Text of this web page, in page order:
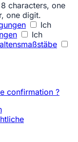
characters, one
one digit.
Ich
Ich
confirmation ?